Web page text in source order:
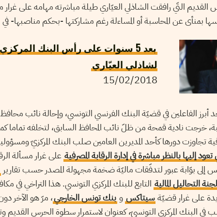
القديم التّي رافقت الشاذلي العيّاري طيلة مباشرته مهامه على غرار
بمنأى عن المحاسبة أو المساءلة رغم مشاركتها -بحكم مناصبها-
بعد 5 سنوات على رأس البنك
لشاذلي العيّاري
15/02/2018
أبرز الفاعلين في قضيّة البنك الفرنسي التونسي، وإحالة نائب محافظ
خرجت نادية قمحة من ظلّ نائب المحافظ السابق، لتخلفه تماما
تجاوزت دورها كأحد المديرين العامين صلب البنك المركزيّ
تعود إليها بالنظر مباشرة في إدارة الرقابة المصرفية على غرار مسألة
إلى بوّابة عبور لتدفّقات ماليّة ضخمة مجهولة المصدر حسب تقارير
التحاليل المالية التابع للبنك المركزي التونسي. هذا التراخي في
على غرار قضيّة سيتاكس و بنك تونس الخارجي، مرّ هو الآخر
في البنك المركزي التونسيّ، كعنوان لاستمرار سطوة الحرس القديم